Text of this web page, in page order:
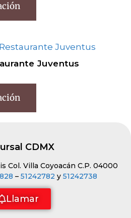
Juventus
CDMX
Col. Villa Coyoacán C.P. 04000
– 51242782 y 51242738
Llamar